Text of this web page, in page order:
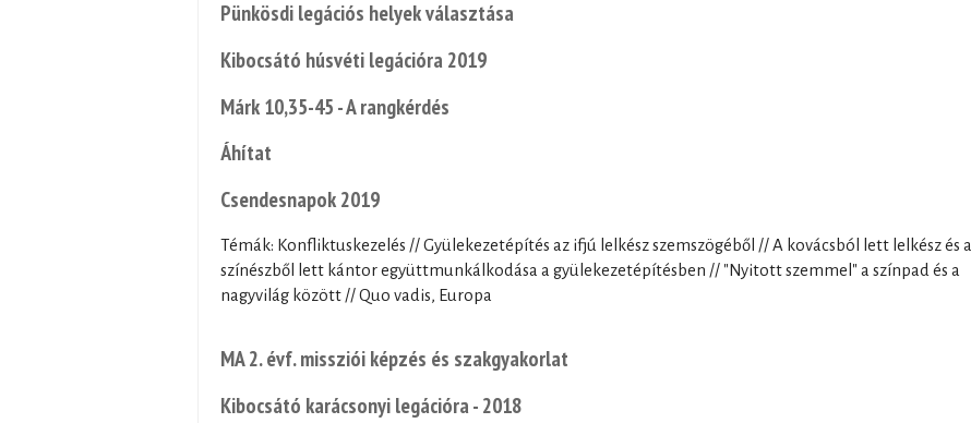
Pünkösdi legációs helyek választása
Kibocsátó húsvéti legációra 2019
Márk 10,35-45 - A rangkérdés
Áhítat
Csendesnapok 2019
Témák: Konfliktuskezelés // Gyülekezetépítés az ifjú lelkész szemszögéből // A kovácsból lett lelkész és a
színészből lett kántor együttmunkálkodása a gyülekezetépítésben // "Nyitott szemmel" a színpad és a
nagyvilág között // Quo vadis, Europa
MA 2. évf. missziói képzés és szakgyakorlat
Kibocsátó karácsonyi legációra - 2018